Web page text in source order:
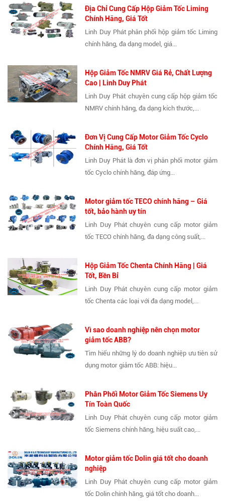
Địa Chỉ Cung Cấp Hộp Giảm Tốc Liming
Chính Hãng, Giá Tốt
Linh Duy Phát phân phối hộp giảm tốc Liming
chính hãng, đa dạng model, giá...
Hộp Giảm Tốc NMRV Giá Rẻ, Chất Lượng
Cao | Linh Duy Phát
Linh Duy Phát chuyên cung cấp hộp giảm tốc
NMRV chính hãng, đa dạng kích thước,...
Đơn Vị Cung Cấp Motor Giảm Tốc Cyclo
Chính Hãng, Giá Tốt
Linh Duy Phát là đơn vị phân phối motor giảm
tốc Cyclo chính hãng, đáp ứng...
Motor giảm tốc TECO chính hãng – Giá
tốt, bảo hành uy tín
Linh Duy Phát chuyên cung cấp motor giảm
tốc TECO chính hãng, đa dạng công suất,...
Hộp Giảm Tốc Chenta Chính Hãng | Giá
Tốt, Bền Bỉ
Linh Duy Phát chuyên cung cấp motor giảm
tốc Chenta các loại với đa dạng model,...
Vì sao doanh nghiệp nên chọn motor
giảm tốc ABB?
Tìm hiểu những lý do doanh nghiệp ưu tiên sử
dụng motor giảm tốc ABB: hiệu...
Phân Phối Motor Giảm Tốc Siemens Uy
Tín Toàn Quốc
Linh Duy Phát chuyên cung cấp motor giảm
tốc Siemens chính hãng, hiệu suất cao,...
Motor giảm tốc Dolin giá tốt cho doanh
nghiệp
Linh Duy Phát chuyên cung cấp motor giảm
tốc Dolin chính hãng, giá tốt cho doanh...